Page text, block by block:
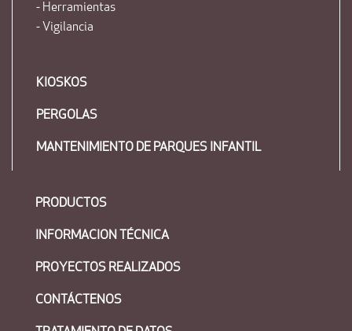
- Herramientas
- Vigilancia
KIOSKOS
PERGOLAS
MANTENIMIENTO DE PARQUES INFANTIL
PRODUCTOS
INFORMACION TÉCNICA
PROYECTOS REALIZADOS
CONTÁCTENOS